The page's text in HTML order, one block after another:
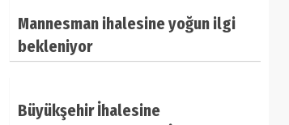
Mannesman ihalesine yoğun ilgi
bekleniyor
Büyükşehir İhalesine